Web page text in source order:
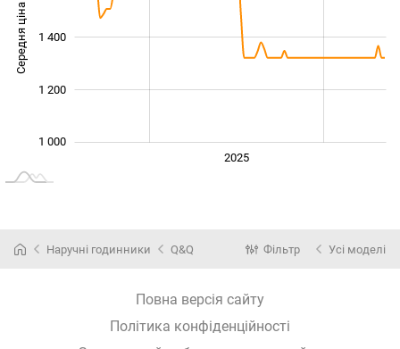
Середня ціна 1 100
1 000
1 200
1 400
2025
Наручні годинники Q&Q Фільтр Усі моделі
Повна версія сайту
Політика конфіденційності